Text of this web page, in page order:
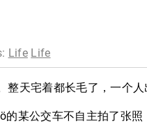
Life Life
天宅着都长毛了，一个人
的某公交车不自主拍了张